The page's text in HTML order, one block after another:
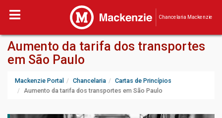
Chancelaria Mackenzie
Aumento da tarifa dos transportes
em São Paulo
Mackenzie Portal Chancelaria
Cartas de Princípios
Aumento da tarifa dos transportes em São Paulo